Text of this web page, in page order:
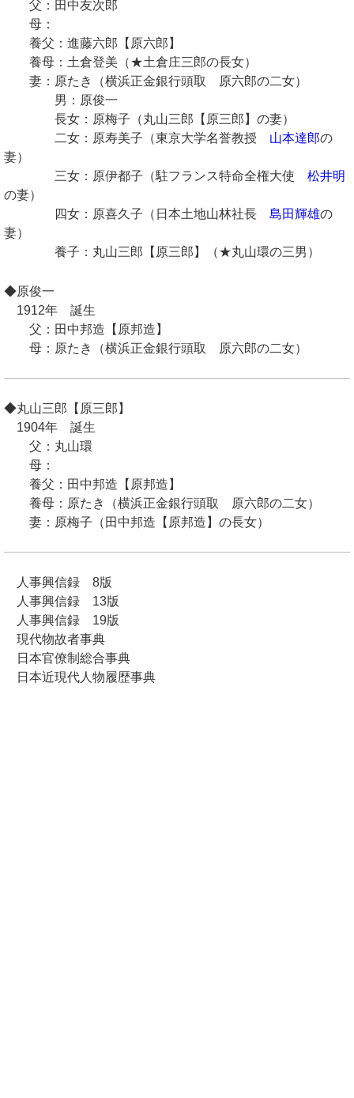
父：田中友次郎
母：
養父：進藤六郎【原六郎】
養母：土倉登美（★土倉庄三郎の長女）
妻：原たき（横浜正金銀行頭取 原六郎の二女）
男：原俊一
長女：原梅子（丸山三郎【原三郎】の妻）
二女：原寿美子（東京大学名誉教授 山本達郎の
妻）
三女：原伊都子（駐フランス特命全権大使 松井明
の妻）
四女：原喜久子（日本土地山林社長 島田輝雄の
妻）
養子：丸山三郎【原三郎】（★丸山環の三男）
◆原俊一
1912年 誕生
父：田中邦造【原邦造】
母：原たき（横浜正金銀行頭取 原六郎の二女）
◆丸山三郎【原三郎】
1904年 誕生
父：丸山環
母：
養父：田中邦造【原邦造】
養母：原たき（横浜正金銀行頭取 原六郎の二女）
妻：原梅子（田中邦造【原邦造】の長女）
人事興信録 8版
人事興信録 13版
人事興信録 19版
現代物故者事典
日本官僚制総合事典
日本近現代人物履歴事典